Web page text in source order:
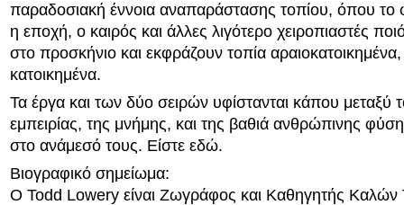
παραδοσιακή έννοια αναπαράστασης τοπίου, όπου
η εποχή, ο καιρός και άλλες λιγότερο χειροπιαστές
στο προσκήνιο και εκφράζουν τοπία
κατοικημένα.
Τα έργα και των δύο σειρών υφίστανται κάπου μεταξύ
εμπειρίας, της μνήμης, και της βαθιά ανθρώπινης
στο ανάμεσό τους. Είστε εδώ.
Βιογραφικό σημείωμα:
Ο Todd Lowery είναι Ζωγράφος και Καθηγητής Καλών